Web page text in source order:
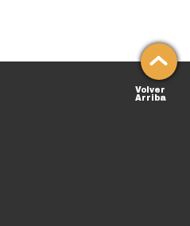
Volver
Arriba